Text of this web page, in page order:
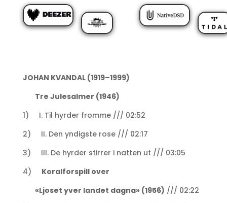
JOHAN KVANDAL (1919–1999)
Tre Julesalmer (1946)
1) I. Til hyrder fromme /// 02:52
2) II. Den yndigste rose /// 02:17
3) III. De hyrder stirrer i natten ut /// 03:05
4) Koralforspill over
«Ljoset yver landet dagna» (1956) /// 02:22